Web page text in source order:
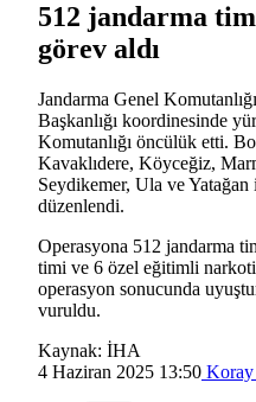
512 jandarma
görev aldı
Jandarma Genel
Başkanlığı koordinesinde
Komutanlığı öncülük etti.
Kavaklıdere, Köyceğiz,
Seydikemer, Ula ve Yatağan
düzenlendi.
Operasyona 512 jandarma
timi ve 6 özel eğitimli
operasyon sonucunda
vuruldu.
Kaynak: İHA
4 Haziran 2025 13:50 Koray